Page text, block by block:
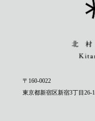
〒160-0022
東京都新宿区新宿3丁目26-